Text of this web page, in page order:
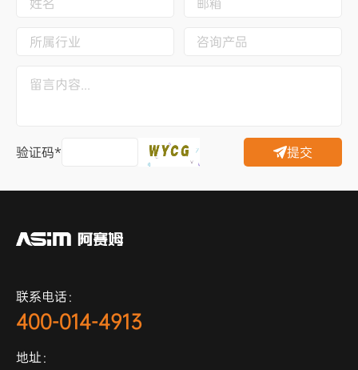
验证码* 提交
联系电话：
400-014-4913
地址：